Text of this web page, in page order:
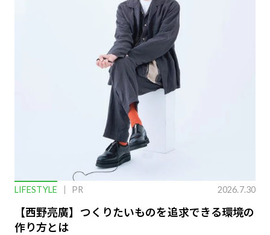
LIFESTYLE PR 2026.7.30
【西野亮廣】つくりたいものを追求できる環境の
作り方とは